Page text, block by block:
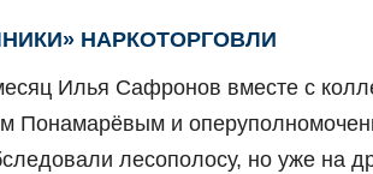
НАРКОТОРГОВЛИ
Илья Сафронов вместе с
Понамарёвым и
лесополосу, но уже на